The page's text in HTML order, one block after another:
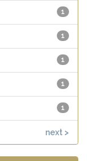
1
1
1
1
1
next >